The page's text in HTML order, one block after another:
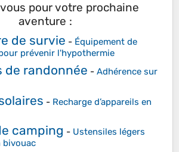
pour votre prochaine
aventure :
de survie - Équipement de
prévenir l'hypothermie
de randonnée - Adhérence sur
- Recharge d’appareils en
camping - Ustensiles légers
bivouac